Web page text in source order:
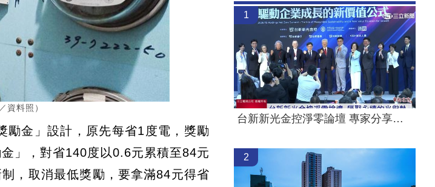
資料照）
勵金」設計，原先每省1度電，獎勵
」，對省140度以0.6元累積至84元
，取消最低獎勵，要拿滿84元得省
1
台新新光金控淨零論壇 專家分享永續治理
2